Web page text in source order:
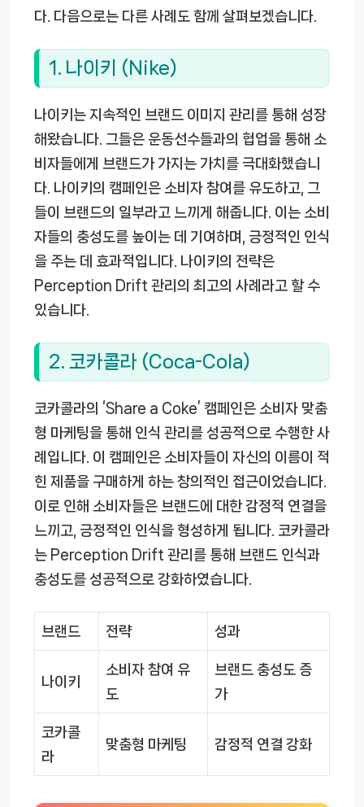
다. 다음으로는 다른 사례도 함께 살펴보겠습니다.
1. 나이키 (Nike)
나이키는 지속적인 브랜드 이미지 관리를 통해 성장
해왔습니다. 그들은 운동선수들과의 협업을 통해 소
비자들에게 브랜드가 가지는 가치를 극대화했습니
다. 나이키의 캠페인은 소비자 참여를 유도하고, 그
들이 브랜드의 일부라고 느끼게 해줍니다. 이는 소비
자들의 충성도를 높이는 데 기여하며, 긍정적인 인식
을 주는 데 효과적입니다. 나이키의 전략은
Perception Drift 관리의 최고의 사례라고 할 수
있습니다.
2. 코카콜라 (Coca-Cola)
코카콜라의 ‘Share a Coke’ 캠페인은 소비자 맞춤
형 마케팅을 통해 인식 관리를 성공적으로 수행한 사
례입니다. 이 캠페인은 소비자들이 자신의 이름이 적
힌 제품을 구매하게 하는 창의적인 접근이었습니다.
이로 인해 소비자들은 브랜드에 대한 감정적 연결을
느끼고, 긍정적인 인식을 형성하게 됩니다. 코카콜라
는 Perception Drift 관리를 통해 브랜드 인식과
충성도를 성공적으로 강화하였습니다.
브랜드 전략 성과
나이키
소비자 참여 유
도
브랜드 충성도 증
가
코카콜
라
맞춤형 마케팅 감정적 연결 강화